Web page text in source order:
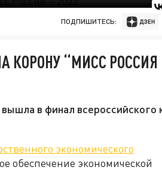
ПОДПИШИТЕСЬ:
КОРОНУ “МИСС РОССИЯ
в финал всероссийского
экономического
обеспечение экономической